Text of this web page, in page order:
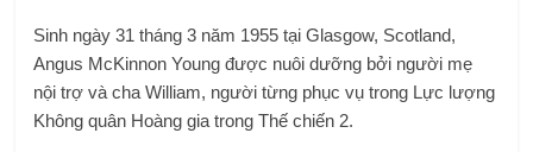
Sinh ngày 31 tháng 3 năm 1955 tại Glasgow, Scotland,
Angus McKinnon Young được nuôi dưỡng bởi người mẹ
nội trợ và cha William, người từng phục vụ trong Lực lượng
Không quân Hoàng gia trong Thế chiến 2.